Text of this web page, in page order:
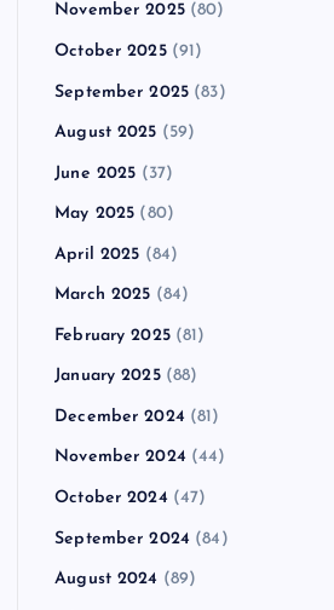
November 2025(80)
October 2025(91)
September 2025 (83)
August 2025 (59)
June 2025 (37)
May 2025 (80)
April 2025 (84)
March 2025 (84)
February 2025(81)
January 2025(88)
December 2024 (81)
November 2024 (44)
October 2024 (47)
September 2024 (84)
August 2024 (89)